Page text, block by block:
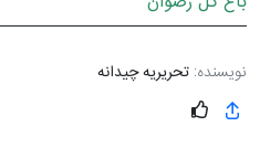
نویسنده: تحریریه چیدانه